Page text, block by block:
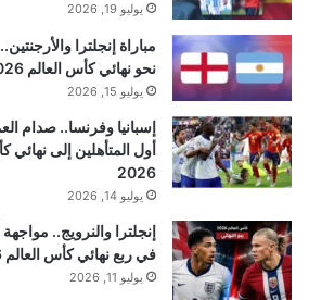
يوليو 19, 2026
مباراة إنجلترا
نحو نهائي كأس العالم 2026
يوليو 15, 2026
إسبانيا وفرنسا.. صدام
أول المتأهلين إلى نهائي
2026
يوليو 14, 2026
إنجلترا والنرويج..
في ربع نهائي كأس العالم 2026
يوليو 11, 2026